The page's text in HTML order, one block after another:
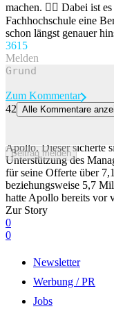
machen. 🤷‍♂️ Dabei ist
Fachhochschule eine
schon längst genauer
3615
Melden
Beitrag melden
Zum Kommentar
42 Alle Kommentare
Apollo. Dieser sicherte
Unterstützung des
für seine Offerte über
beziehungsweise 5,7
hatte Apollo bereits vor
Zur Story
0
0
Newsletter
Werbung / PR
Jobs